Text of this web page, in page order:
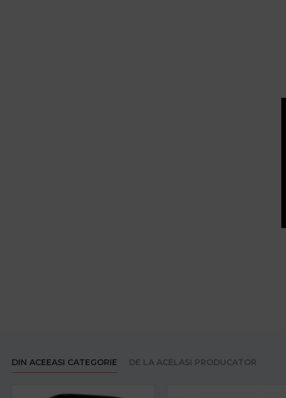
DIN ACEEASI CATEGORIE DE LA ACELASI PRODUCATOR